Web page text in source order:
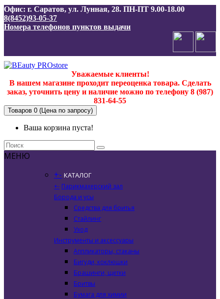
Офис: г. Саратов, ул. Лунная, 28. ПН-ПТ 9.00-18.00
8(8452)93-05-37
Номера телефонов пунктов выдачи
Уважаемые клиенты!
В нашем магазине проходит переоценка товара. Сделать
заказ, уточнить цену и наличие можно по телефону 8 (987)
831-64-55
Товаров 0 (Цена по запросу)
Ваша корзина пуста!
МЕНЮ
+- КАТАЛОГ
+- Парикмахерский зал
Борода и усы
Средства для бритья
Стайлинг
Уход
Инструменты и аксессуары
Аппликаторы, стаканы
Бигуди, коклюшки
Брашинги, щетки
Бритвы
Бумага для химии